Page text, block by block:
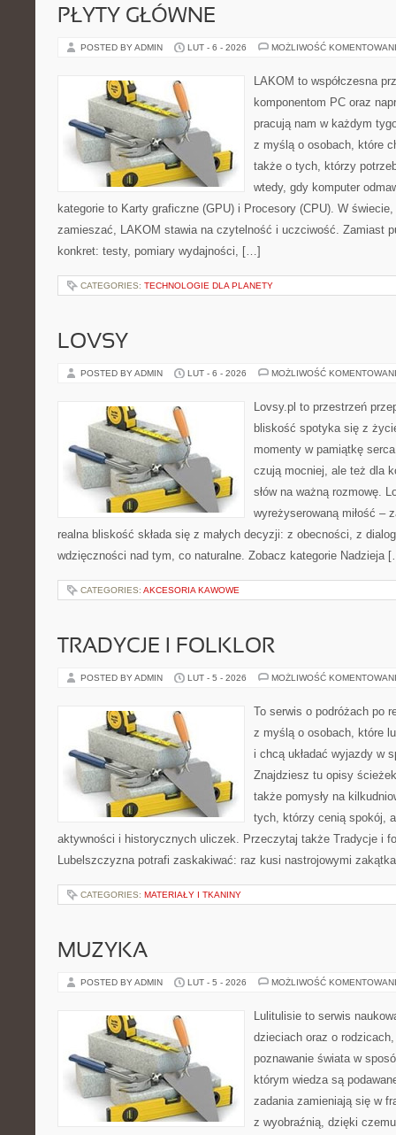
PŁYTY GŁÓWNE
POSTED BY ADMIN LUT - 6 - 2026 MOŻLIWOŚĆ
LAKOM to współczesna
komponentom PC oraz
pracują nam w każdym
z myślą o osobach, które
także o tych, którzy
wtedy, gdy komputer
kategorie to Karty graficzne (GPU) i Procesory (CPU). W
zamieszać, LAKOM stawia na czytelność i uczciwość. Zamiast
konkret: testy, pomiary wydajności, […]
CATEGORIES: TECHNOLOGIE DLA PLANETY
LOVSY
POSTED BY ADMIN LUT - 6 - 2026 MOŻLIWOŚĆ
Lovsy.pl to przestrzeń
bliskość spotyka się z
momenty w pamiątkę
czują mocniej, ale też dla
słów na ważną rozmowę.
wyreżyserowaną miłość –
realna bliskość składa się z małych decyzji: z obecności, z
wdzięczności nad tym, co naturalne. Zobacz kategorie Nadzieja
CATEGORIES: AKCESORIA KAWOWE
TRADYCJE I FOLKLOR
POSTED BY ADMIN LUT - 5 - 2026 MOŻLIWOŚĆ
To serwis o podróżach po
z myślą o osobach, które
i chcą układać wyjazdy w
Znajdziesz tu opisy
także pomysły na
tych, którzy cenią spokój,
aktywności i historycznych uliczek. Przeczytaj także Tradycje i
Lubelszczyzna potrafi zaskakiwać: raz kusi nastrojowymi
CATEGORIES: MATERIAŁY I TKANINY
MUZYKA
POSTED BY ADMIN LUT - 5 - 2026 MOŻLIWOŚĆ
Lulitulisie to serwis
dzieciach oraz o
poznawanie świata w
którym wiedza są
zadania zamieniają się w
z wyobraźnią, dzięki